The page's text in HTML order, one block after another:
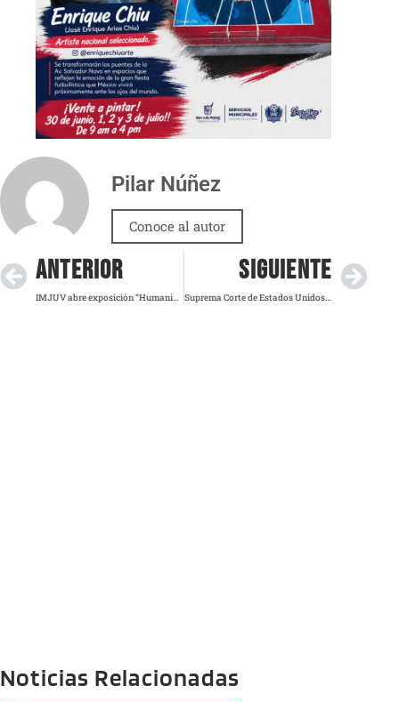
Pilar Núñez
Conoce al autor
ANTERIOR
IMJUV abre exposición “Humanidad Migrante” de Enrique Chiu en Tijuana
SIGUIENTE
Suprema Corte de Estados Unidos frena intento de Trump por limitar ciudadanía por nacimiento
Noticias Relacionadas